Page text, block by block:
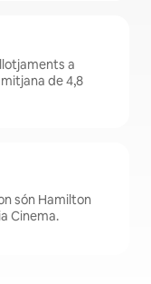
a
de 4,8
són Hamilton
Cinema.